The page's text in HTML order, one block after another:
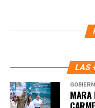
Recibe
LAS
MARA